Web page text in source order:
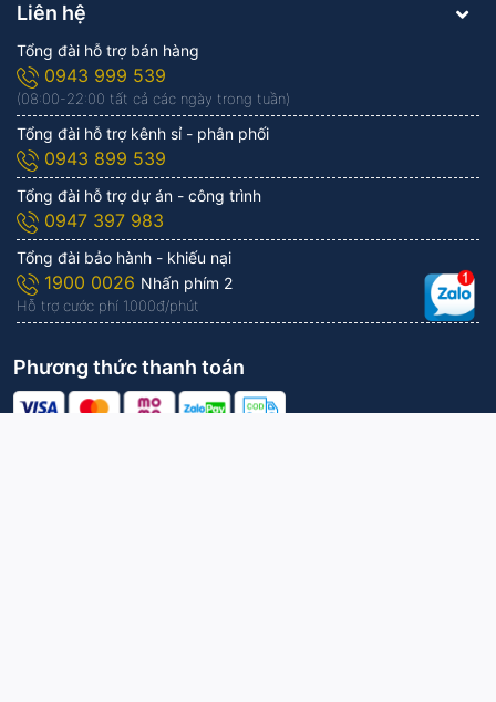
Liên hệ
Tổng đài hỗ trợ bán hàng
0943 999 539
(08:00-22:00 tất cả các ngày trong tuần)
Tổng đài hỗ trợ kênh sỉ - phân phối
0943 899 539
Tổng đài hỗ trợ dự án - công trình
0947 397 983
Tổng đài bảo hành - khiếu nại
1900 0026 Nhấn phím 2
Hỗ trợ cước phí 1.000đ/phút
Phương thức thanh toán